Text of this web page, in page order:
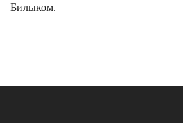
Билыком.